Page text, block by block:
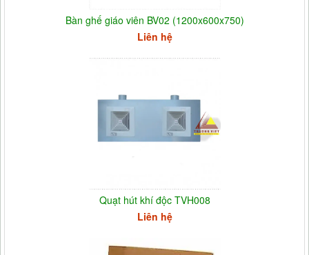
Bàn ghế giáo viên BV02 (1200x600x750)
Liên hệ
Quạt hút khí độc TVH008
Liên hệ